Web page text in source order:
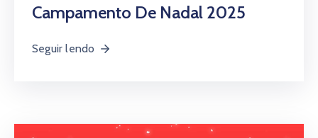
Campamento De Nadal 2025
Seguir lendo